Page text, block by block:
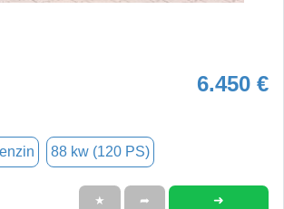
6.450 €
88 kw (120 PS)
★ ➦ ➜